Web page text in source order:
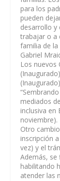
para los
pueden
desarrollo y
trabajar o a
familia de la
Gabriel
Los nuevos
mediados
inclusiva en
noviembre).
Otro
inscripción
vez) y el
Además, se
habilitando
atender las